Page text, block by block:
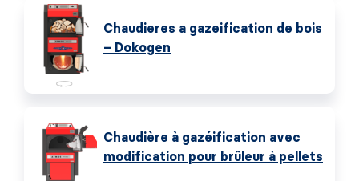
Chaudieres a gazeification de bois
– Dokogen
Chaudière à gazéification avec
modification pour brûleur à pellets